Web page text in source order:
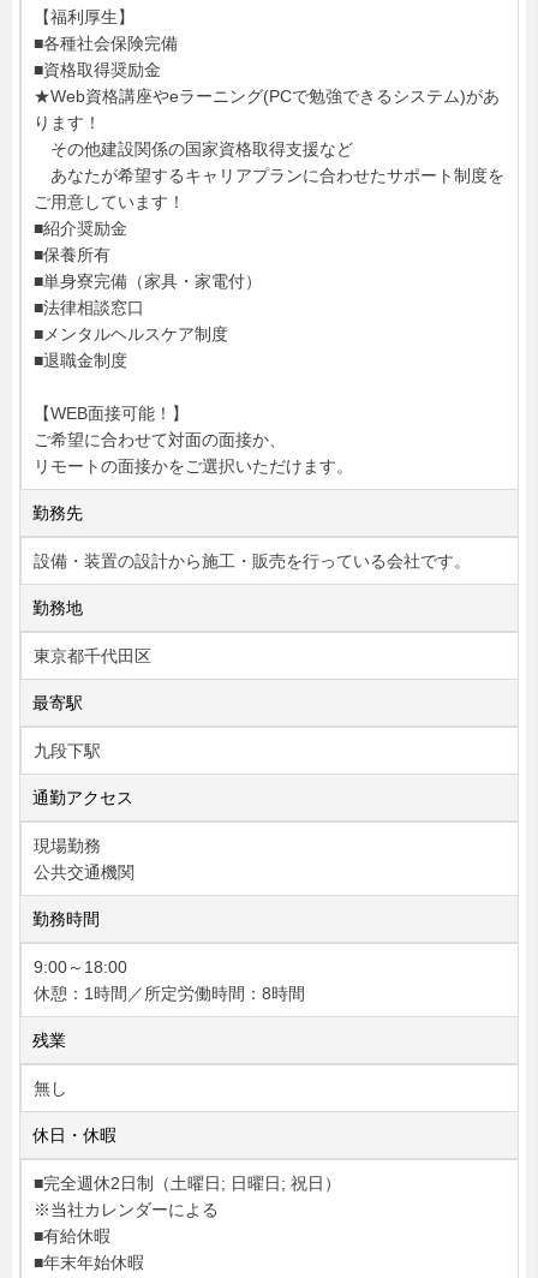
【福利厚生】
■各種社会保険完備
■資格取得奨励金
★Web資格講座やeラーニング(PCで勉強できるシステム)があ
ります！
その他建設関係の国家資格取得支援など
あなたが希望するキャリアプランに合わせたサポート制度を
ご用意しています！
■紹介奨励金
■保養所有
■単身寮完備（家具・家電付）
■法律相談窓口
■メンタルヘルスケア制度
■退職金制度
【WEB面接可能！】
ご希望に合わせて対面の面接か、
リモートの面接かをご選択いただけます。
勤務先
設備・装置の設計から施工・販売を行っている会社です。
勤務地
東京都千代田区
最寄駅
九段下駅
通勤アクセス
現場勤務
公共交通機関
勤務時間
9:00～18:00
休憩：1時間／所定労働時間：8時間
残業
無し
休日・休暇
■完全週休2日制（土曜日; 日曜日; 祝日）
※当社カレンダーによる
■有給休暇
■年末年始休暇